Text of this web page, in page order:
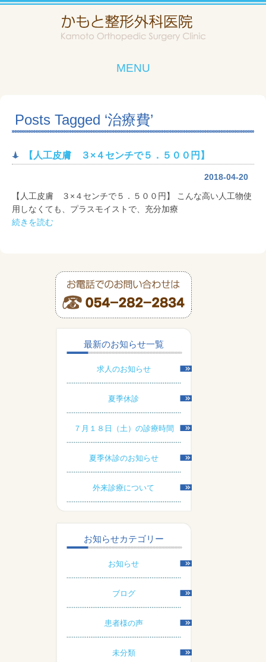
MENU
Posts Tagged ‘治療費’
【人工皮膚 ３×４センチで５．５００円】
2018-04-20
【人工皮膚 ３×４センチで５．５００円】 こんな高い人工物使
用しなくても、プラスモイストで、充分加療
続きを読む
最新のお知らせ一覧
求人のお知らせ
夏季休診
７月１８日（土）の診療時間
夏季休診のお知らせ
外来診療について
お知らせカテゴリー
お知らせ
ブログ
患者様の声
未分類